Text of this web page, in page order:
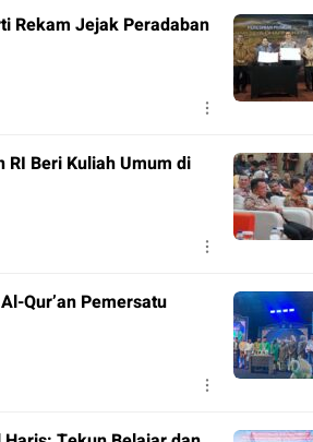
Rekam Jejak Peradaban
RI Beri Kuliah Umum di
Qur’an Pemersatu